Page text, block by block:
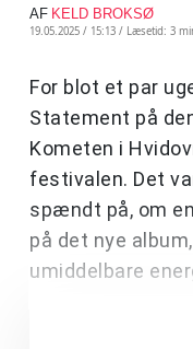
AF KELD BROKSØ
19.05.2025 / 15:13 / Læsetid: 3
For blot et par
Statement på
Kometen i
festivalen. Det
spændt på, om
på det nye album,
umiddelbare